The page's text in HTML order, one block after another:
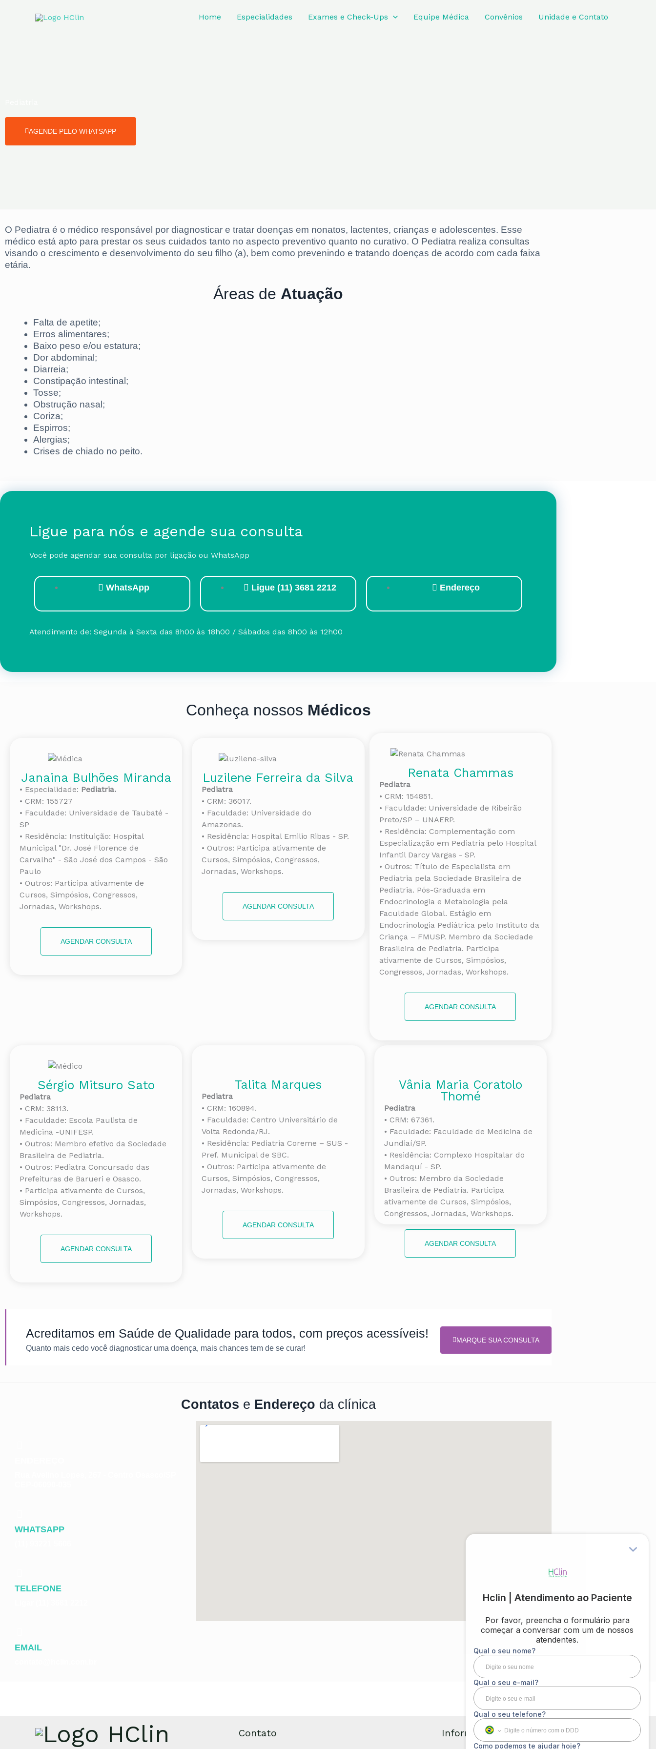
Home Especialidades Exames e Check-Ups Equipe Médica Convênios Unidade e Contato
AGENDE PELO WHATSAPP
O Pediatra é o médico responsável por diagnosticar e tratar doenças em nonatos, lactentes, crianças e adolescentes. Esse
médico está apto para prestar os seus cuidados tanto no aspecto preventivo quanto no curativo. O Pediatra realiza consultas
visando o crescimento e desenvolvimento do seu filho (a), bem como prevenindo e tratando doenças de acordo com cada faixa
etária.
Áreas de Atuação
Falta de apetite;
Erros alimentares;
Baixo peso e/ou estatura;
Dor abdominal;
Diarreia;
Constipação intestinal;
Tosse;
Obstrução nasal;
Coriza;
Espirros;
Alergias;
Crises de chiado no peito.
Ligue para nós e agende sua consulta
Você pode agendar sua consulta por ligação ou WhatsApp
WhatsApp Ligue (11) 3681 2212 Endereço
Atendimento de: Segunda à Sexta das 8h00 às 18h00 / Sábados das 8h00 às 12h00
Conheça nossos Médicos
Janaina Bulhões Miranda
• Especialidade: Pediatria.
• CRM: 155727
• Faculdade: Universidade de Taubaté -
SP
• Residência: Instituição: Hospital
Municipal "Dr. José Florence de
Carvalho" - São José dos Campos - São
Paulo
• Outros: Participa ativamente de
Cursos, Simpósios, Congressos,
Jornadas, Workshops.
AGENDAR CONSULTA
Luzilene Ferreira da Silva
Pediatra
• CRM: 36017.
• Faculdade: Universidade do
Amazonas.
• Residência: Hospital Emilio Ribas - SP.
• Outros: Participa ativamente de
Cursos, Simpósios, Congressos,
Jornadas, Workshops.
AGENDAR CONSULTA
Renata Chammas
Pediatra
• CRM: 154851.
• Faculdade: Universidade de Ribeirão
Preto/SP – UNAERP.
• Residência: Complementação com
Especialização em Pediatria pelo Hospital
Infantil Darcy Vargas - SP.
• Outros: Título de Especialista em
Pediatria pela Sociedade Brasileira de
Pediatria. Pós-Graduada em
Endocrinologia e Metabologia pela
Faculdade Global. Estágio em
Endocrinologia Pediátrica pelo Instituto da
Criança – FMUSP. Membro da Sociedade
Brasileira de Pediatria. Participa
ativamente de Cursos, Simpósios,
Congressos, Jornadas, Workshops.
AGENDAR CONSULTA
Sérgio Mitsuro Sato
Pediatra
• CRM: 38113.
• Faculdade: Escola Paulista de
Medicina -UNIFESP.
• Outros: Membro efetivo da Sociedade
Brasileira de Pediatria.
• Outros: Pediatra Concursado das
Prefeituras de Barueri e Osasco.
• Participa ativamente de Cursos,
Simpósios, Congressos, Jornadas,
Workshops.
AGENDAR CONSULTA
Talita Marques
Pediatra
• CRM: 160894.
• Faculdade: Centro Universitário de
Volta Redonda/RJ.
• Residência: Pediatria Coreme – SUS -
Pref. Municipal de SBC.
• Outros: Participa ativamente de
Cursos, Simpósios, Congressos,
Jornadas, Workshops.
AGENDAR CONSULTA
Vânia Maria Coratolo
Thomé
Pediatra
• CRM: 67361.
• Faculdade: Faculdade de Medicina de
Jundiaí/SP.
• Residência: Complexo Hospitalar do
Mandaquí - SP.
• Outros: Membro da Sociedade
Brasileira de Pediatria. Participa
ativamente de Cursos, Simpósios,
Congressos, Jornadas, Workshops.
AGENDAR CONSULTA
Acreditamos em Saúde de Qualidade para todos, com preços acessíveis!
Quanto mais cedo você diagnosticar uma doença, mais chances tem de se curar!
MARQUE SUA CONSULTA
Contatos e Endereço da clínica
WHATSAPP
TELEFONE
EMAIL
Contato Informações